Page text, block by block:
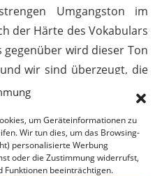
um Geräteinformationen zu
Wir tun dies, um das Browsing-
personalisierte Werbung
oder die Zustimmung widerrufst,
Funktionen beeinträchtigen.
Umgangston im
der Härte des Vokabulars
gegenüber wird dieser Ton
wir sind überzeugt, die
durchaus stimmig
hierzu erleben wir
Sergei und Olga, die mit
wildfremden Menschen
Auf meiner langen